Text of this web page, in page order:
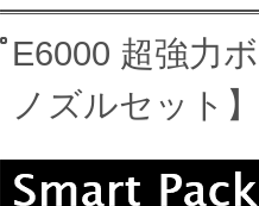
E6000 超強力
ノズルセット